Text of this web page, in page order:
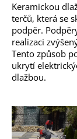
Keramickou
terčů, která se
podpěr.
realizaci
Tento způsob
ukrytí
dlažbou.